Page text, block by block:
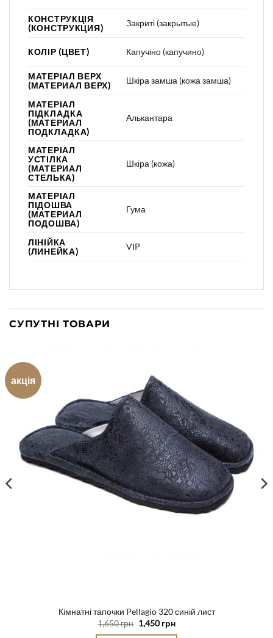
КОНСТРУКЦІЯ
(КОНСТРУКЦИЯ)
Закриті (закрытые)
КОЛІР (ЦВЕТ) Капучіно (капучино)
МАТЕРІАЛ ВЕРХ
(МАТЕРИАЛ ВЕРХ)
Шкіра замша (кожа замша)
МАТЕРІАЛ
ПІДКЛАДКА
(МАТЕРИАЛ
ПОДКЛАДКА)
Алькантара
МАТЕРІАЛ
УСТІЛКА
(МАТЕРИАЛ
СТЕЛЬКА)
Шкіра (кожа)
МАТЕРІАЛ
ПІДОШВА
(МАТЕРИАЛ
ПОДОШВА)
Гума
ЛІНІЙКА
(ЛИНЕЙКА)
VIP
СУПУТНІ ТОВАРИ
акція
Кімнатні тапочки Pellagio 320 синій лист
1,650грн Оригінальна
ціна:
1,450грнПоточна